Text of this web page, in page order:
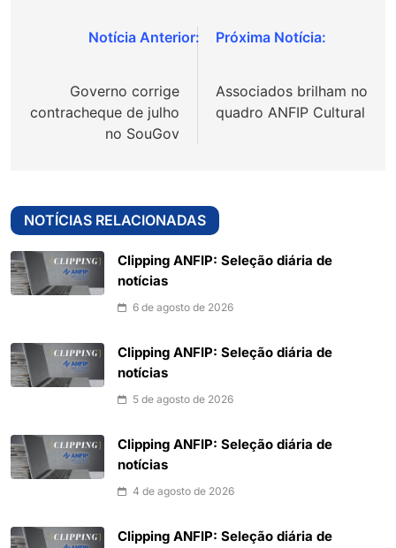
Navegação
Post
Governo corrige
contracheque de julho
no SouGov
Associados brilham no
quadro ANFIP Cultural
NOTÍCIAS RELACIONADAS
Clipping ANFIP: Seleção diária de
notícias
6 de agosto de 2026
Clipping ANFIP: Seleção diária de
notícias
5 de agosto de 2026
Clipping ANFIP: Seleção diária de
notícias
4 de agosto de 2026
Clipping ANFIP: Seleção diária de